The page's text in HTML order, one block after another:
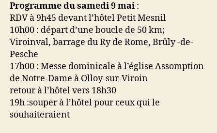
Programme du samedi 9 mai :
RDV à 9h45 devant l’hôtel Petit Mesnil
10h00 : départ d’une boucle de 50 km;
Viroinval, barrage du Ry de Rome, Brûly -de-
Pesche
17h00 : Messe dominicale à l’église Assomption
de Notre-Dame à Olloy-sur-Viroin
retour à l’hôtel vers 18h30
19h :souper à l’hôtel pour ceux qui le
souhaiteraient